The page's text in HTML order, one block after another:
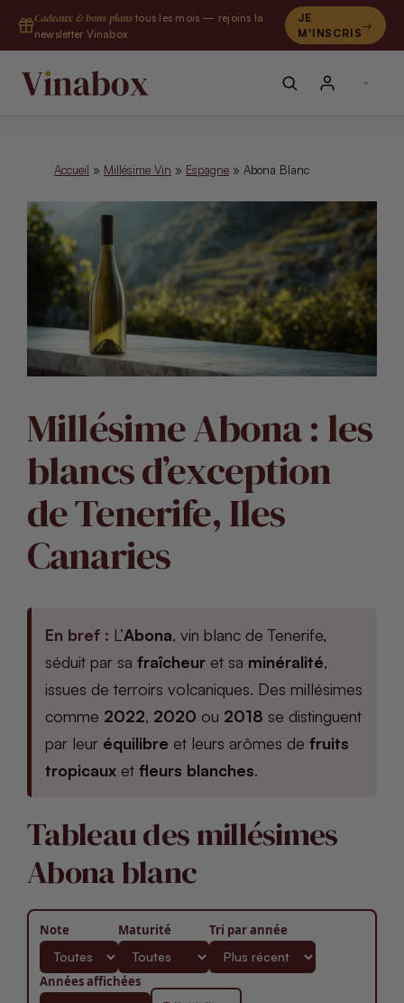
contenu
Cadeaux & bons plans tous les mois — rejoins la
newsletter Vinabox
JE
M'INSCRIS
Accueil » Millésime Vin » Espagne » Abona Blanc
Millésime Abona : les
blancs d’exception
de Tenerife, Iles
Canaries
En bref : L’Abona, vin blanc de Tenerife,
séduit par sa fraîcheur et sa minéralité,
issues de terroirs volcaniques. Des millésimes
comme 2022, 2020 ou 2018 se distinguent
par leur équilibre et leurs arômes de fruits
tropicaux et fleurs blanches.
Tableau des millésimes
Abona blanc
Note Maturité Tri par année
Années affichées